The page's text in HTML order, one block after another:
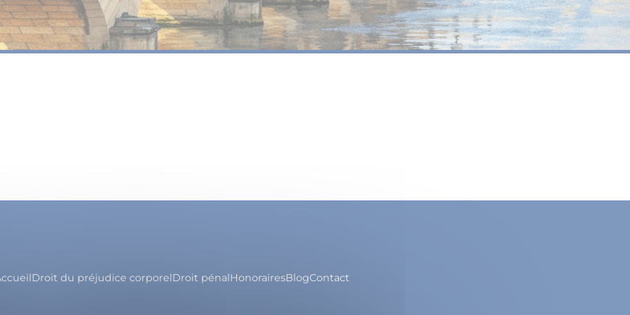
Droit du préjudice corporelDroit pénalHonorairesBlogContact